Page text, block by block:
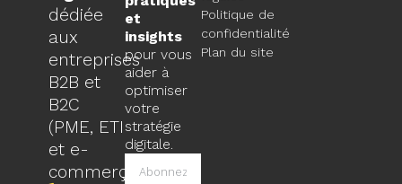
dédiée
aux
entreprises
B2B et
B2C
(PME, ETI
et e-
commerçants).
et
insights
pour vous
aider à
optimiser
votre
stratégie
digitale.
Politique de
confidentialité
Plan du site